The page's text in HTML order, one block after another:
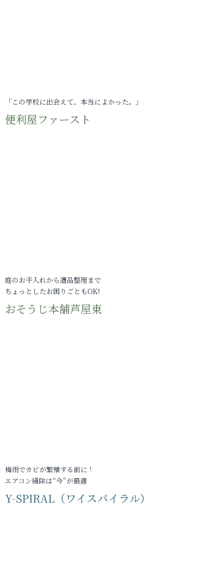
「この学校に出会えて、本当によかった。」
便利屋ファースト
庭のお手入れから遺品整理まで
ちょっとしたお困りごともOK!
おそうじ本舗芦屋東
梅雨でカビが繁殖する前に！
エアコン掃除は“今”が最適
Y-SPIRAL（ワイスパイラル）